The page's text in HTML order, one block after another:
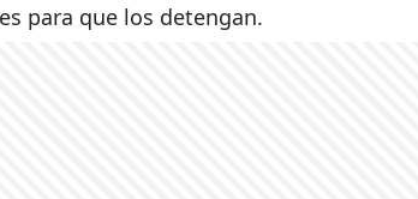
para que los detengan.